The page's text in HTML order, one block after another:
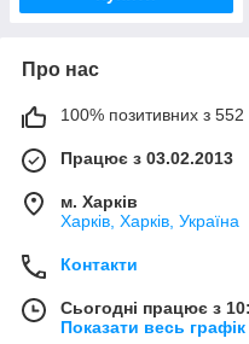
Про нас
100% позитивних з 552
Працює з 03.02.2013
м. Харків
Харків, Харків, Україна
Контакти
Сьогодні працює з
Показати весь